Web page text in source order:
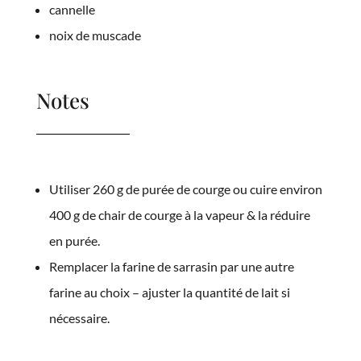
cannelle
noix de muscade
Notes
Utiliser 260 g de purée de courge ou cuire environ
400 g de chair de courge à la vapeur & la réduire
en purée.
Remplacer la farine de sarrasin par une autre
farine au choix – ajuster la quantité de lait si
nécessaire.